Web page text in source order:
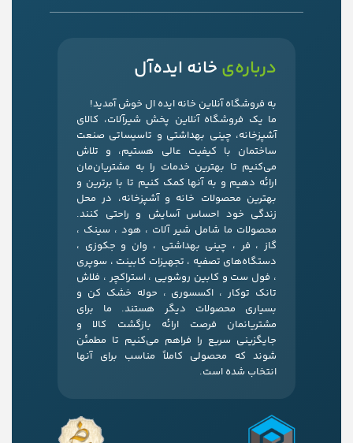
درباره‌ی خانه ایده‌آل
به فروشگاه آنلاین خانه ایده ال خوش آمدید!
ما یک فروشگاه آنلاین پخش شیرآلات، کالای
آشپزخانه، چینی بهداشتی و تاسیساتی صنعت
ساختمان با کیفیت عالی هستیم، و تلاش
می‌کنیم تا بهترین خدمات را به مشتریان‌مان
ارائه دهیم و به آنها کمک کنیم تا با برترین و
بهترین محصولات خانه و آشپزخانه، در محل
زندگی خود احساس آسایش و راحتی کنند.
محصولات ما شامل شیر آلات ، هود ، سینک ،
گاز ، فر ، چینی بهداشتی ، وان و جکوزی ،
دستگاه‌های تصفیه ، تجهیزات کابینت ، سوپری
، فول ست و کابین روشویی ، استراکچر ، فلاش
تانک توکار ، اکسسوری ، حوله خشک کن و
بسیاری محصولات دیگر هستند. ما برای
مشتریانمان فرصت ارائه بازگشت کالا و
جایگزینی سریع را فراهم می‌کنیم تا مطمئن
شوند که محصولی کاملاً مناسب برای آنها
انتخاب شده است.